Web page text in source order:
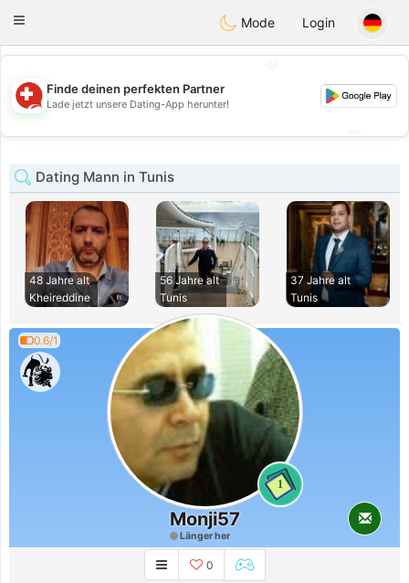
Suissi
Toggle
Mode Login
💖
💕
Finde deinen perfekten Partner
Lade jetzt unsere Dating-App herunter!
Dating Mann in Tunis
48 Jahre alt
Kheireddine
56 Jahre alt
Tunis
37 Jahre alt
Tunis
0.6/1
1
Monji57
Länger her
0